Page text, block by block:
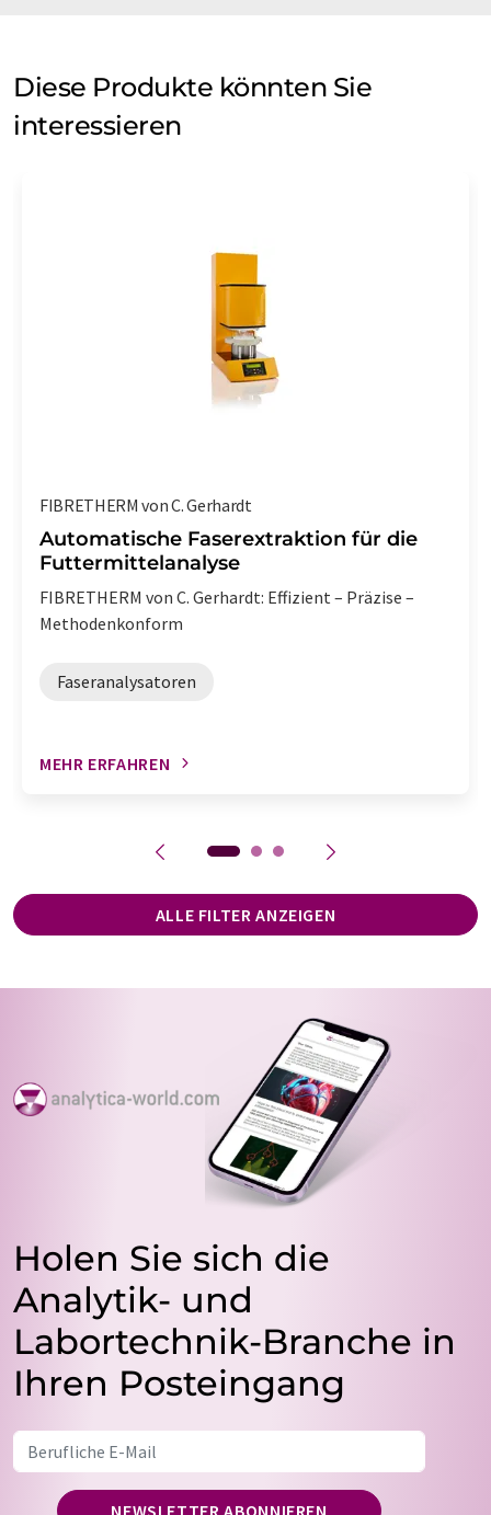
Diese Produkte könnten Sie
interessieren
FIBRETHERM von C. Gerhardt
Automatische Faserextraktion für die
Futtermittelanalyse
FIBRETHERM von C. Gerhardt: Effizient – Präzise –
Methodenkonform
Faseranalysatoren
MEHR ERFAHREN
ALLE FILTER ANZEIGEN
Holen Sie sich die
Analytik- und
Labortechnik-Branche in
Ihren Posteingang